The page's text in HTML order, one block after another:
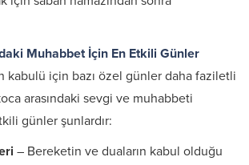
Muhabbet İçin En Etkili Günler
kabulü için bazı özel günler daha faziletli
arasındaki sevgi ve muhabbeti
günler şunlardır:
– Bereketin ve duaların kabul olduğu